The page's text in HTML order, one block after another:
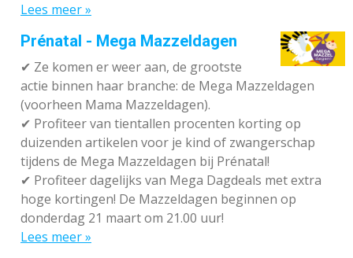
Lees meer »
Prénatal - Mega Mazzeldagen
✔ Ze komen er weer aan, de grootste
actie binnen haar branche: de Mega Mazzeldagen
(voorheen Mama Mazzeldagen).
✔ Profiteer van tientallen procenten korting op
duizenden artikelen voor je kind of zwangerschap
tijdens de Mega Mazzeldagen bij Prénatal!
✔ Profiteer dagelijks van Mega Dagdeals met extra
hoge kortingen! De Mazzeldagen beginnen op
donderdag 21 maart om 21.00 uur!
Lees meer »